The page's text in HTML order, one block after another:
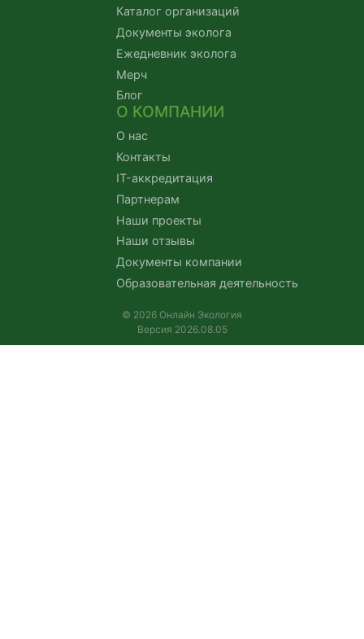
Каталог организаций
Документы эколога
Ежедневник эколога
Мерч
Блог
О КОМПАНИИ
О нас
Контакты
IT-аккредитация
Партнерам
Наши проекты
Наши отзывы
Документы компании
Образовательная деятельность
© 2026 Онлайн Экология
Версия 2026.08.05